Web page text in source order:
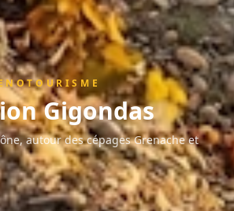
Gigondas
autour des cépages Grenache et